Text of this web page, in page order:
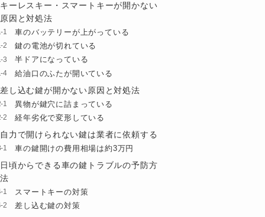
キーレスキー・スマートキーが開かない
原因と対処法
車のバッテリーが上がっている
鍵の電池が切れている
半ドアになっている
給油口のふたが開いている
差し込む鍵が開かない原因と対処法
異物が鍵穴に詰まっている
経年劣化で変形している
自力で開けられない鍵は業者に依頼する
車の鍵開けの費用相場は約3万円
日頃からできる車の鍵トラブルの予防方
法
スマートキーの対策
差し込む鍵の対策